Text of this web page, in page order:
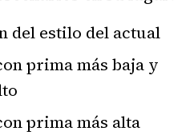
del estilo del actual
prima más baja y
prima más alta